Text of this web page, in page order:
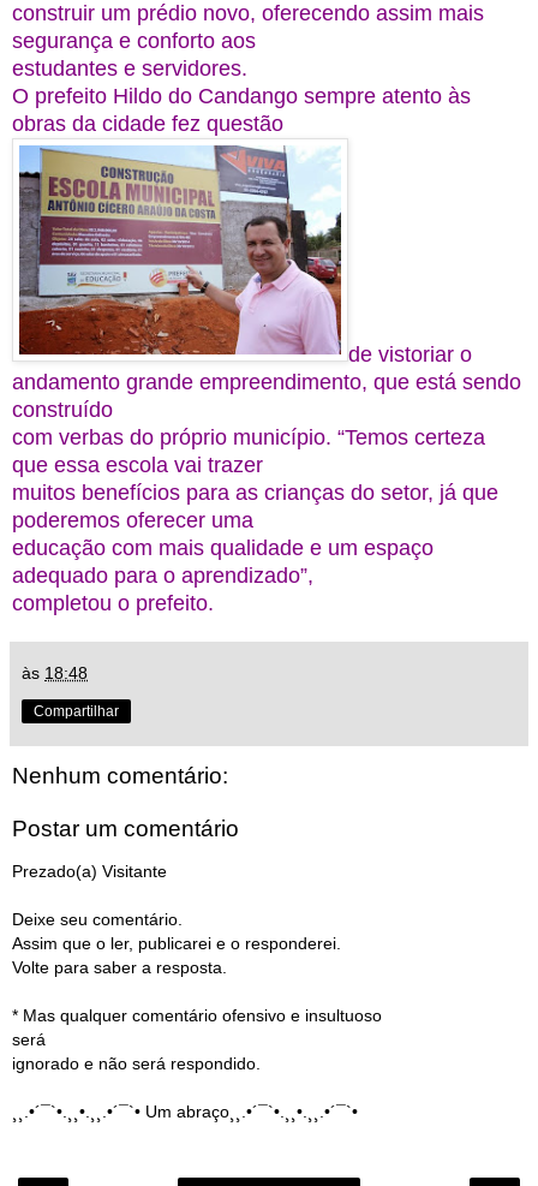
construir um prédio novo, oferecendo assim mais
segurança e conforto aos
estudantes e servidores.
O prefeito Hildo do Candango sempre atento às
obras da cidade fez questão
de vistoriar o
andamento grande empreendimento, que está sendo
construído
com verbas do próprio município. “Temos certeza
que essa escola vai trazer
muitos benefícios para as crianças do setor, já que
poderemos oferecer uma
educação com mais qualidade e um espaço
adequado para o aprendizado”,
completou o prefeito.
às 18:48
Compartilhar
Nenhum comentário:
Postar um comentário
Prezado(a) Visitante
Deixe seu comentário.
Assim que o ler, publicarei e o responderei.
Volte para saber a resposta.
* Mas qualquer comentário ofensivo e insultuoso
será
ignorado e não será respondido.
¸¸.•´¯`•.¸¸•.¸¸.•´¯`• Um abraço¸¸.•´¯`•.¸¸•.¸¸.•´¯`•